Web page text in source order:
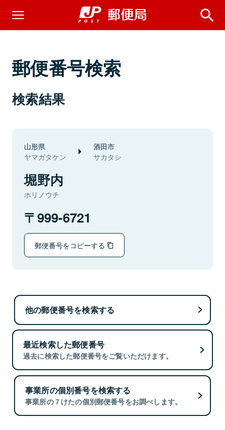
郵便番号検索
検索結果
山形県
ヤマガタケン
酒田市
サカタシ
堀野内
ホリノウチ
999-6721
郵便番号をコピーする
他の郵便番号を検索する
最近検索した郵便番号
過去に検索した郵便番号をご覧いただけます。
事業所の個別番号を検索する
事業所の７けたの個別郵便番号をお調べします。